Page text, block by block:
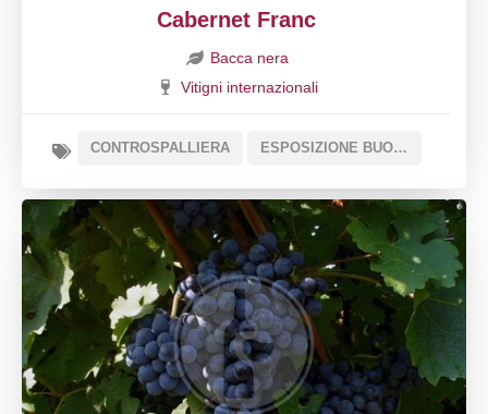
Cabernet Franc
Bacca nera
Vitigni internazionali
CONTROSPALLIERA ESPOSIZIONE BUONA